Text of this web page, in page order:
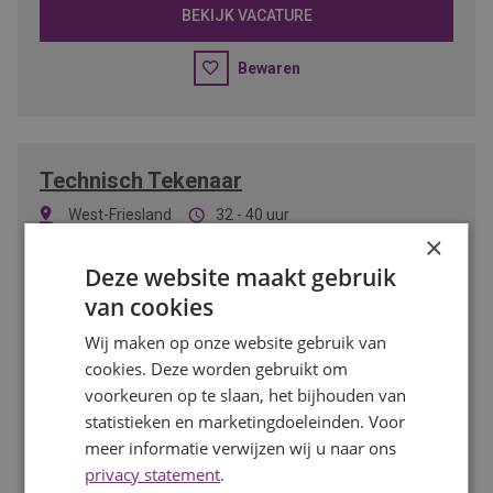
BEKIJK VACATURE
Bewaren
Technisch Tekenaar
West-Friesland
32 - 40 uur
Ben jij technisch sterk, werk je nauwkeurig en haal je
voldoening uit het maken van slimme technische
iets voor jou. Je werkt aan uiteenlopende projecten binnen
de installatietechniek en vertaalt ontwerpen naar duidelijke
technische tekeningen.
BEKIJK VACATURE
×
Deze website maakt gebruik
van cookies
Wij maken op onze website gebruik van
cookies. Deze worden gebruikt om
voorkeuren op te slaan, het bijhouden van
statistieken en marketingdoeleinden. Voor
meer informatie verwijzen wij u naar ons
privacy statement.